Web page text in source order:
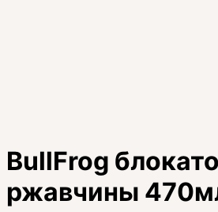
BullFrog
ржавчины